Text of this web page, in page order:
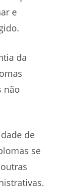
e
da
não
de
se